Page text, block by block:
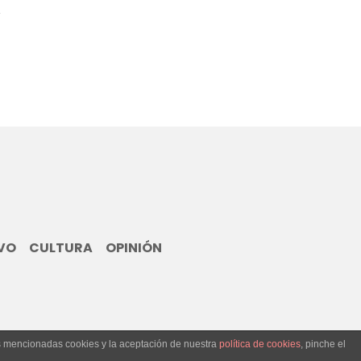
CULTURA OPINIÓN
cookies y la aceptación de nuestra política de cookies, pinche el